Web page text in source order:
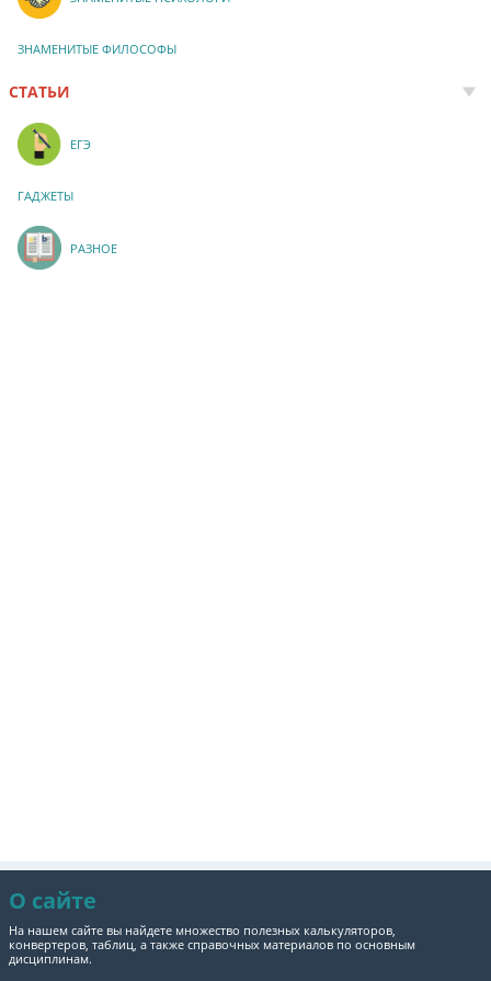
ЗНАМЕНИТЫЕ ФИЛОСОФЫ
СТАТЬИ
ЕГЭ
ГАДЖЕТЫ
РАЗНОЕ
О сайте
На нашем сайте вы найдете множество полезных калькуляторов,
конвертеров, таблиц, а также справочных материалов по основным
дисциплинам.